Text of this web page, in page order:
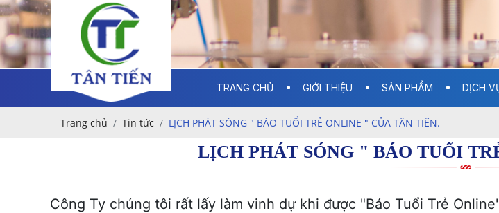
TRANG CHỦ GIỚI THIỆU SẢN PHẨM DỊCH
Trang chủ Tin tức LỊCH PHÁT SÓNG " BÁO TUỔI TRẺ ONLINE " CỦA TÂN TIẾN.
LỊCH PHÁT SÓNG " BÁO TUỔI
Công Ty chúng tôi rất lấy làm vinh dự khi được "Báo Tuổi Trẻ